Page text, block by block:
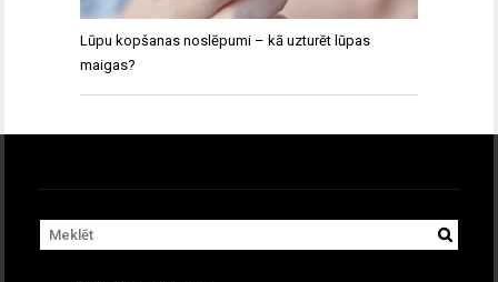
Lūpu kopšanas noslēpumi – kā uzturēt lūpas
maigas?